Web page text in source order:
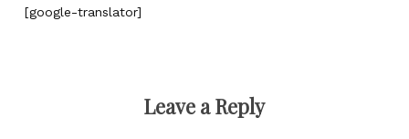
[google-translator]
Leave a Reply